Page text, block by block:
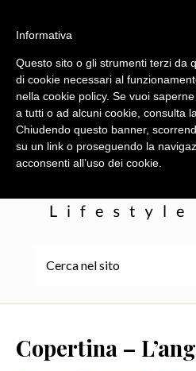
Copertina –
Informativa
Questo sito o gli strumenti terzi da
di cookie necessari al
nella cookie policy. Se vuoi
a tutti o ad alcuni cookie, consulta la
Chiudendo questo banner,
su un link o proseguendo la
acconsenti all’uso dei cookie.